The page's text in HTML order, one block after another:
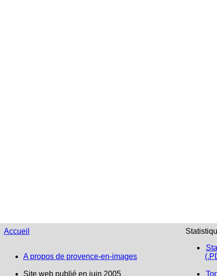
Accueil
A propos de provence-en-images
Site web publié en juin 2005